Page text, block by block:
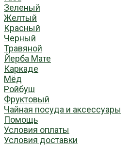
Зеленый
Желтый
Красный
Черный
Травяной
Йерба Мате
Каркаде
Мёд
Ройбуш
Фруктовый
Чайная посуда и аксессуары
Помощь
Условия оплаты
Условия доставки